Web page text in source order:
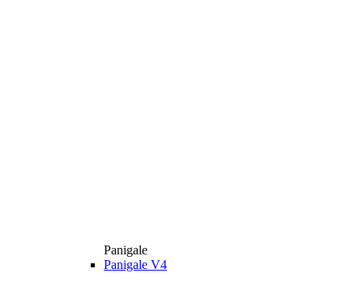
Panigale
Panigale V4